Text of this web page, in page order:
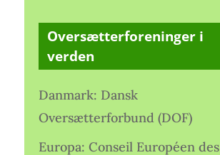
Oversætterforeninger i
verden
Danmark: Dansk
Oversætterforbund (DOF)
Europa: Conseil Européen des